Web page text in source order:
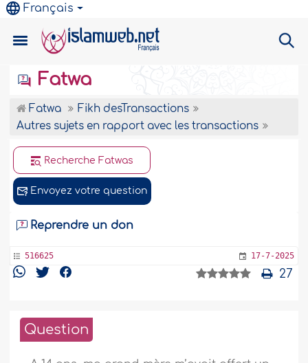
Français
Fatwa
Fatwa
Fikh desTransactions
Autres sujets en rapport avec les transactions
Recherche Fatwas
Envoyez votre question
Reprendre un don
516625 17-7-2025
27
Question